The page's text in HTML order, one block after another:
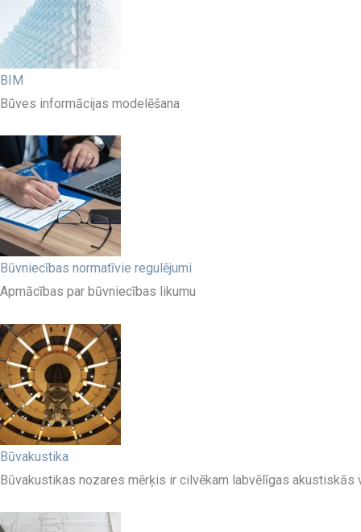
BIM
Būves informācijas modelēšana
Būvniecības normatīvie regulējumi
Apmācības par būvniecības likumu
Būvakustika
Būvakustikas nozares mērķis ir cilvēkam labvēlīgas akustiskās